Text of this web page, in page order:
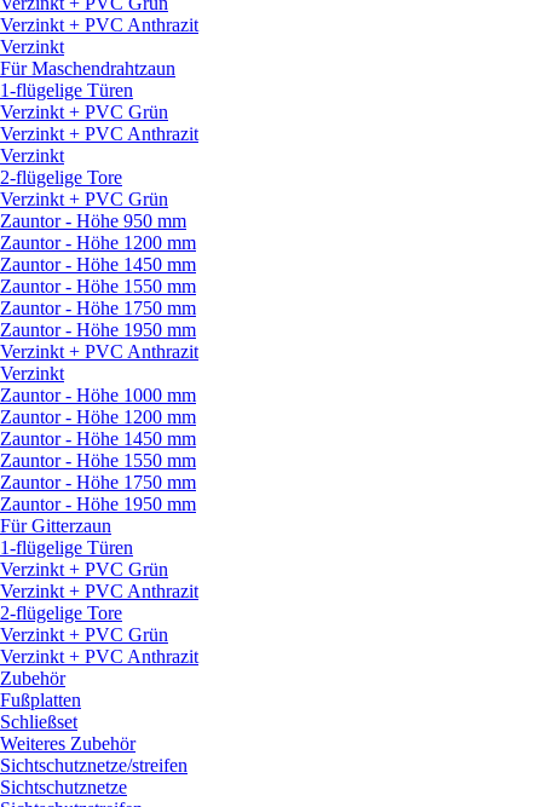
Verzinkt + PVC Anthrazit
Verzinkt
Für Maschendrahtzaun
1-flügelige Türen
Verzinkt + PVC Grün
Verzinkt + PVC Anthrazit
Verzinkt
2-flügelige Tore
Verzinkt + PVC Grün
Zauntor - Höhe 950 mm
Zauntor - Höhe 1200 mm
Zauntor - Höhe 1450 mm
Zauntor - Höhe 1550 mm
Zauntor - Höhe 1750 mm
Zauntor - Höhe 1950 mm
Verzinkt + PVC Anthrazit
Verzinkt
Zauntor - Höhe 1000 mm
Zauntor - Höhe 1200 mm
Zauntor - Höhe 1450 mm
Zauntor - Höhe 1550 mm
Zauntor - Höhe 1750 mm
Zauntor - Höhe 1950 mm
Für Gitterzaun
1-flügelige Türen
Verzinkt + PVC Grün
Verzinkt + PVC Anthrazit
2-flügelige Tore
Verzinkt + PVC Grün
Verzinkt + PVC Anthrazit
Zubehör
Fußplatten
Schließset
Weiteres Zubehör
Sichtschutznetze/streifen
Sichtschutznetze